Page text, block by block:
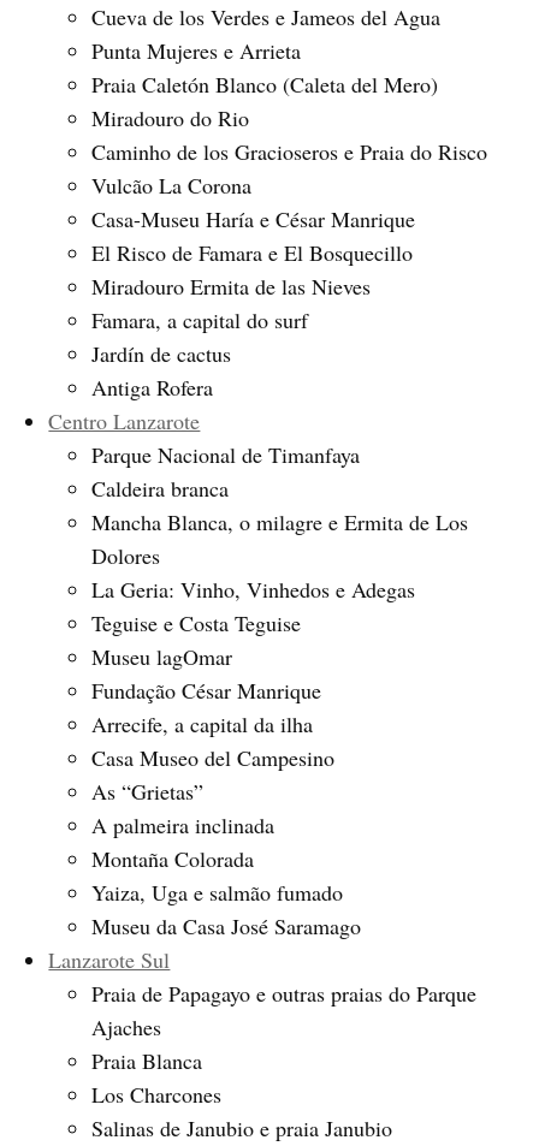
Cueva de los Verdes e Jameos del Agua
Punta Mujeres e Arrieta
Praia Caletón Blanco (Caleta del Mero)
Miradouro do Rio
Caminho de los Gracioseros e Praia do Risco
Vulcão La Corona
Casa-Museu Haría e César Manrique
El Risco de Famara e El Bosquecillo
Miradouro Ermita de las Nieves
Famara, a capital do surf
Jardín de cactus
Antiga Rofera
Centro Lanzarote
Parque Nacional de Timanfaya
Caldeira branca
Mancha Blanca, o milagre e Ermita de Los
Dolores
La Geria: Vinho, Vinhedos e Adegas
Teguise e Costa Teguise
Museu lagOmar
Fundação César Manrique
Arrecife, a capital da ilha
Casa Museo del Campesino
As “Grietas”
A palmeira inclinada
Montaña Colorada
Yaiza, Uga e salmão fumado
Museu da Casa José Saramago
Lanzarote Sul
Praia de Papagayo e outras praias do Parque
Ajaches
Praia Blanca
Los Charcones
Salinas de Janubio e praia Janubio